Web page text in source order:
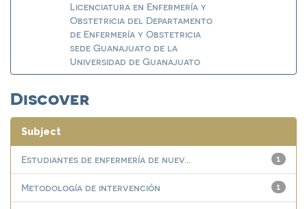
Licenciatura en Enfermería y
Obstetricia del Departamento
de Enfermería y Obstetricia
sede Guanajuato de la
Universidad de Guanajuato
Discover
Subject
1
Estudiantes de enfermería de nuev...
1
Metodología de intervención